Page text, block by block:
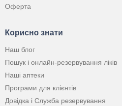
Оферта
Корисно знати
Наш блог
Пошук і онлайн-резервування ліків
Наші аптеки
Програми для клієнтів
Довідка і Служба резервування